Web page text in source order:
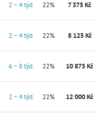
2 ~ 4 týd. 22% 7 375 Kč
2 ~ 4 týd. 22% 8 125 Kč
6 ~ 8 týd. 22% 10 875 Kč
2 ~ 4 týd. 22% 12 000 Kč